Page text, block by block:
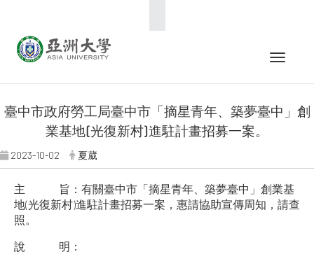
Toggle
臺中市政府勞工局臺中市「摘星青年、築夢臺中」創
業基地(光復新村)進駐計畫招募一案。
2023-10-02 夏葳
主 旨：有關臺中市「摘星青年、築夢臺中」創業基
地(光復新村)進駐計畫招募一案，惠請協助宣傳周知，請查
照。
說 明：